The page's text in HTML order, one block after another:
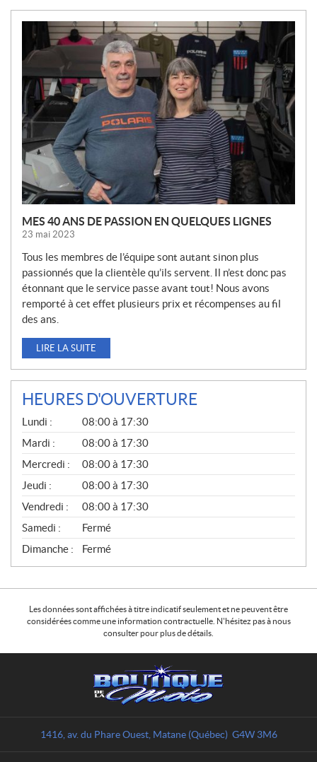
N
O
U
V
E
L
L
E
S
MES 40 ANS DE PASSION EN QUELQUES LIGNES
23 mai 2023
Tous les membres de l’équipe sont autant sinon plus
passionnés que la clientèle qu’ils servent. Il n’est donc pas
étonnant que le service passe avant tout! Nous avons
remporté à cet effet plusieurs prix et récompenses au fil
des ans.
LIRE LA SUITE
HEURES D'OUVERTURE
G
É
N
É
R
A
L
Lundi :
08:00 à 17:30
Mardi :
08:00 à 17:30
Mercredi :
08:00 à 17:30
Jeudi :
08:00 à 17:30
Vendredi :
08:00 à 17:30
Samedi :
Fermé
Dimanche :
Fermé
Les données sont affichées à titre indicatif seulement et ne peuvent être
considérées comme une information contractuelle. N'hésitez pas à nous
consulter pour plus de détails.
1416, av. du Phare Ouest, Matane(Québec) G4W 3M6